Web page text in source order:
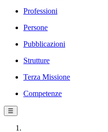
Professioni
Persone
Pubblicazioni
Strutture
Terza Missione
Competenze
☰